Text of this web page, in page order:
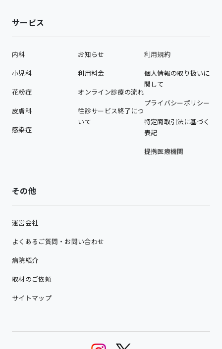
サービス
内科
小児科
花粉症
皮膚科
感染症
お知らせ
利用料金
オンライン診療の流れ
往診サービス終了につ
いて
利用規約
個人情報の取り扱いに
関して
プライバシーポリシー
特定商取引法に基づく
表記
提携医療機関
その他
運営会社
よくあるご質問・お問い合わせ
病院紹介
取材のご依頼
サイトマップ